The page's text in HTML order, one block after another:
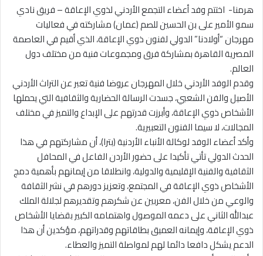
هرمنا- اختتم وفد أعضاء التجمع الأردني لذوي الإعاقة – فريق نادي
سمو الأمير على بن الحسين للصم (عمان) مشاركته في فعاليات
مهرجان “أولادنا” الدولي لفنون ذوي الإعاقة، الذي أقيم في العاصمة
المصرية القاهرة بمشاركة فرق ومجموعات فنية من مختلف دول
العالم.
وقدم الوفد الأردني خلال المهرجان عروضا فنية تعبر عن التراث الأردني
الأصيل والفن الشعبي، جسدت الرسالة الحضارية والثقافية التي يحملها
الأشخاص ذوي الإعاقة، وأبرزت قدرتهم على الإبداع والتميز في مختلف
المجالات، لا سيما الفنون التعبيرية.
وأكد أعضاء الوفد لوكالة الأنباء الأردنية (بترا)، أن مشاركتهم في هذا
الحدث الدولي تأتي تأكيدا على حضور الأردن الفاعل في المحافل
الثقافية والفنية الإقليمية والدولية، وانطلاقا من إيمانهم بأهمية دمج
الأشخاص ذوي الإعاقة في المجتمع، وتعزيز دورهم في نشر الثقافة
والوعي من خلال الفن، معربين عن شكرهم وتقديرهم لجلالة الملك
عبدالله الثاني على دعمه الموصول واهتمامه الكبير بقضايا الأشخاص
ذوي الإعاقة، وإيمانه العميق بطاقاتهم وقدراتهم، مؤكدين أن هذا
الدعم يشكل دافعا دائما لهم لمواصلة التميز والعطاء.